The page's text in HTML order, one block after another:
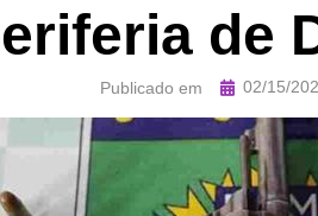
de
Publicado em 02/15/